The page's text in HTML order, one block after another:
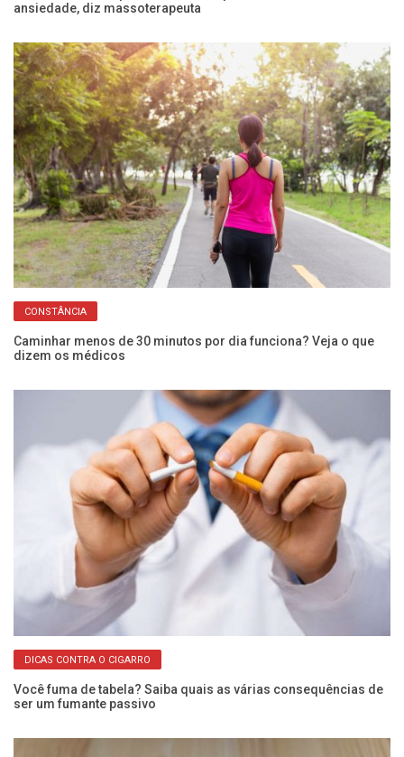
ansiedade, diz massoterapeuta
CONSTÂNCIA
Caminhar menos de 30 minutos por dia funciona? Veja o que
dizem os médicos
DICAS CONTRA O CIGARRO
Você fuma de tabela? Saiba quais as várias consequências de
ser um fumante passivo